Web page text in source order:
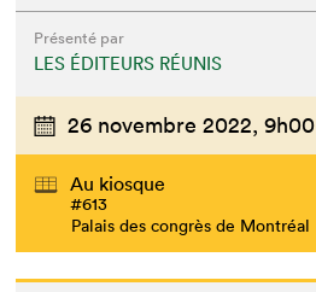
Présenté par
LES ÉDITEURS RÉUNIS
26 novembre 2022, 9h00
Au kiosque
#613
Palais des congrès de Montréal